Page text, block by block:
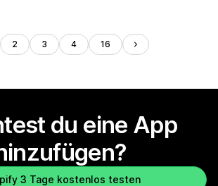
2 3 4 16
du eine App
3 Tage kostenlos testen